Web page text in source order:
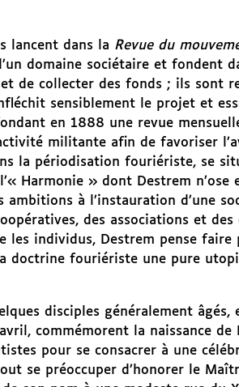
lancent dans la Revue du
domaine sociétaire et fondent
de collecter des fonds ; ils sont
sensiblement le projet et
en 1888 une revue
militante afin de favoriser
la périodisation fouriériste, se
Harmonie » dont Destrem n’ose
à l’instauration d’une
des associations et
les individus, Destrem pense faire
doctrine fouriériste une pure
disciples généralement
commémorent la naissance
pour se consacrer à une
se préoccuper d’honorer le